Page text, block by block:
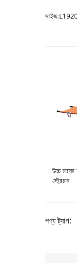
উচ্চ
স্ট্রেচার
পণ্য ট্যাগ: